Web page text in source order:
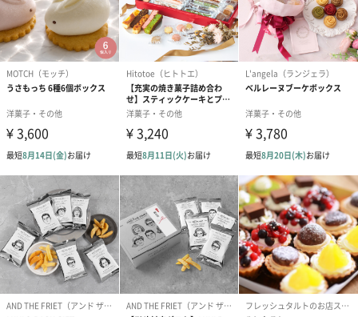
ード（680円）
写真付きメッセージカ
ード（Thank you）ピ
ンク（680円）
Birthday ホワ
刷なし）（
包装紙
ラッピングを施してお届けいたします。